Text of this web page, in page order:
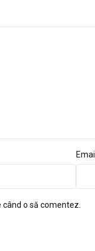
Email
o să comentez.